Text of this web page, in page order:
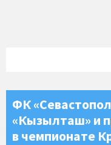
ФК
«Кызылташ» и
в чемпионате